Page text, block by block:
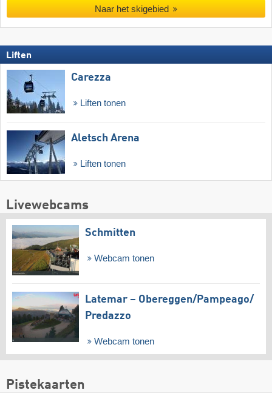
Naar het skigebied
Liften
Carezza
Liften tonen
Aletsch Arena
Liften tonen
Livewebcams
Schmitten
Webcam tonen
Latemar – Obereggen/​Pampeago/​
Predazzo
Webcam tonen
Pistekaarten